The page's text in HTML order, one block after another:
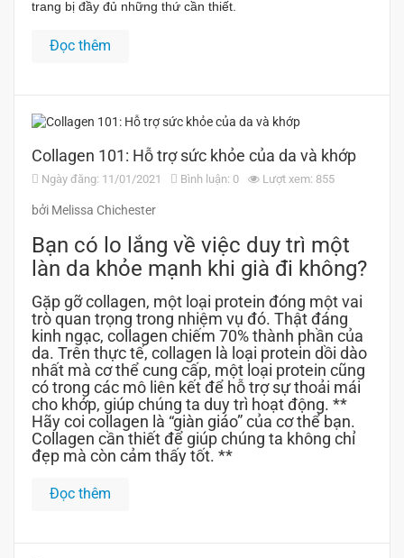
trang bị đầy đủ những thứ cần thiết.
Đọc thêm
Collagen 101: Hỗ trợ sức khỏe của da và khớp
Ngày đăng: 11/01/2021 Bình luận: 0 Lượt xem: 855
bởi Melissa Chichester
Bạn có lo lắng về việc duy trì một
làn da khỏe mạnh khi già đi không?
Gặp gỡ collagen, một loại protein đóng một vai
trò quan trọng trong nhiệm vụ đó. Thật đáng
kinh ngạc, collagen chiếm 70% thành phần của
da. Trên thực tế, collagen là loại protein dồi dào
nhất mà cơ thể cung cấp, một loại protein cũng
có trong các mô liên kết để hỗ trợ sự thoải mái
cho khớp, giúp chúng ta duy trì hoạt động. **
Hãy coi collagen là “giàn giáo” của cơ thể bạn.
Collagen cần thiết để giúp chúng ta không chỉ
đẹp mà còn cảm thấy tốt. **
Đọc thêm